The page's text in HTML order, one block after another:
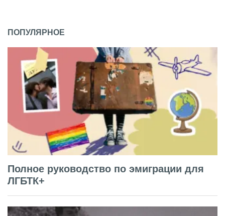
ПОПУЛЯРНОЕ
Полное руководство по эмиграции для
ЛГБТК+